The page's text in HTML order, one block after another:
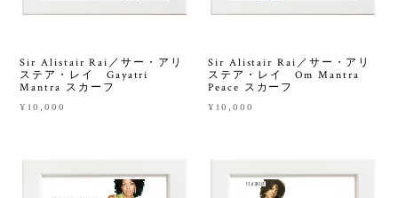
Sir Alistair Rai／サー・アリ
ステア・レイ Gayatri
Mantra スカーフ
¥10,000
Sir Alistair Rai／サー・アリ
ステア・レイ Om Mantra
Peace スカーフ
¥10,000